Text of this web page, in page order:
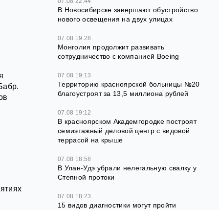
В Новосибирске завершают обустройство
нового освещения на двух улицах
07.08 19:28
Монголия продолжит развивать
сотрудничество с компанией Boeing
07.08 19:13
Территорию красноярской больницы №20
благоустроят за 13,5 миллиона рублей
07.08 19:12
В красноярском Академгородке построят
семиэтажный деловой центр с видовой
террасой на крыше
07.08 18:58
В Улан-Удэ убрали нелегальную свалку у
Степной протоки
07.08 18:23
15 видов диагностики могут пройти